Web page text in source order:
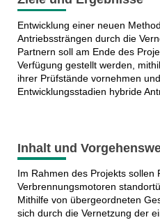
Entwicklung einer neuen
Antriebssträngen durch die
Partnern soll am Ende des
Verfügung gestellt werden,
ihrer Prüfstände vornehmen
Entwicklungsstadien hybride
Inhalt und
Im Rahmen des Projekts sollen
Verbrennungsmotoren
Mithilfe von übergeordneten
sich durch die Vernetzung der